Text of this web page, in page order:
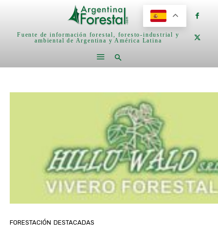
Fuente de información forestal, foresto-industrial y
ambiental de Argentina y América Latina
FORESTACIÓN DESTACADAS